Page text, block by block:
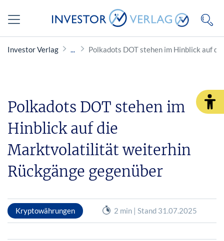
Investor Verlag Polkadots DOT stehen im Hinblick auf
Polkadots DOT stehen im
Hinblick auf die
Marktvolatilität weiterhin
Rückgänge gegenüber
Kryptowährungen 2 min | Stand 31.07.2025